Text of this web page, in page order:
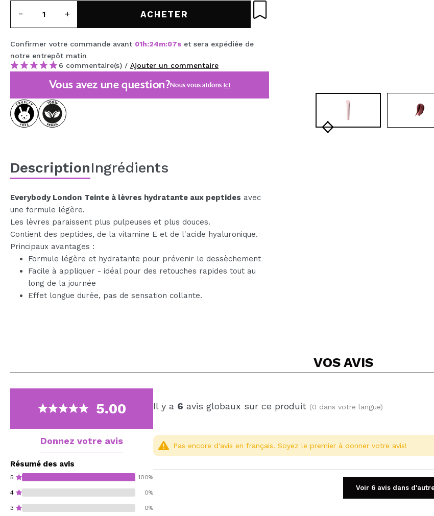
MAQUIFARMA
KOREA ZONE
TRAVEL SIZE
NATURE
OFFRES
OUTLET
BIENTÔT DISPONIBLE
ACHETER
Confirmer votre commande avant 01h:24m:07s et sera expédiée de
notre entrepôt matin
6 commentaire(s) / Ajouter un commentaire
Vous avez une question?Nous vous aidons ici
DescriptionIngrédients
Everybody London Teinte à lèvres hydratante aux peptides avec
une formule légère.
Les lèvres paraissent plus pulpeuses et plus douces.
Contient des peptides, de la vitamine E et de l'acide hyaluronique.
Principaux avantages :
Formule légère et hydratante pour prévenir le dessèchement
Facile à appliquer - idéal pour des retouches rapides tout au
long de la journée
Effet longue durée, pas de sensation collante.
VOS AVIS
5.00
Donnez votre avis
Résumé des avis
5 100%
4 0%
3 0%
Il y a 6 avis globaux sur ce produit (0 dans votre langue)
Pas encore d'avis en français. Soyez le premier à donner votre avis!
Voir 6 avis dans